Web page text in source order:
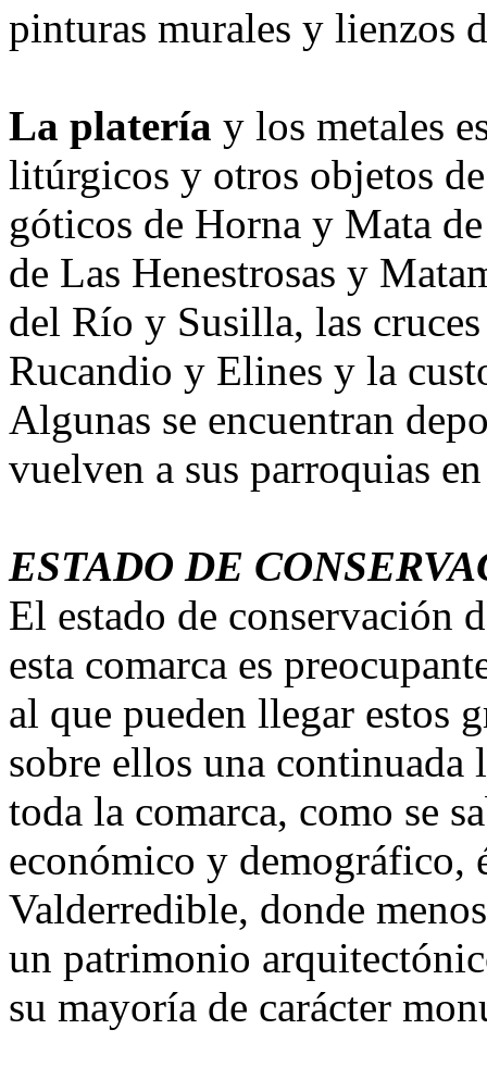
pinturas murales y lienzos
La platería y los metales
litúrgicos y otros objetos
góticos de Horna y Mata
de Las Henestrosas y
del Río y Susilla, las
Rucandio y Elines y la
Algunas se encuentran
vuelven a sus parroquias
ESTADO DE
El estado de conservación
esta comarca es
al que pueden llegar estos
sobre ellos una
toda la comarca, como se
económico y demográfico,
Valderredible, donde
un patrimonio
su mayoría de carácter